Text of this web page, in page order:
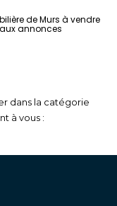
de Murs à vendre
aux annonces
dans la catégorie
à vous :